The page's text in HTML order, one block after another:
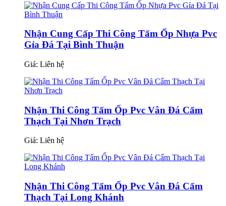
Nhận Cung Cấp Thi Công Tấm Ốp Nhựa Pvc
Gỉa Đá Tại Bình Thuận
Giá: Liên hệ
Nhận Thi Công Tấm Ốp Pvc Vân Đá Cẩm
Thạch Tại Nhơn Trạch
Giá: Liên hệ
Nhận Thi Công Tấm Ốp Pvc Vân Đá Cẩm
Thạch Tại Long Khánh